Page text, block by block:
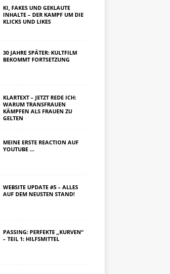
KI, FAKES UND GEKLAUTE
INHALTE – DER KAMPF UM DIE
KLICKS UND LIKES
30 JAHRE SPÄTER: KULTFILM
BEKOMMT FORTSETZUNG
KLARTEXT – JETZT REDE ICH:
WARUM TRANSFRAUEN
KÄMPFEN ALS FRAUEN ZU
GELTEN
MEINE ERSTE REACTION AUF
YOUTUBE …
WEBSITE UPDATE #5 – ALLES
AUF DEM NEUSTEN STAND!
PASSING: PERFEKTE „KURVEN“
– TEIL 1: HILFSMITTEL